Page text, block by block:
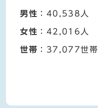
男性 ：40,538人
女性 ：42,016人
世帯 ：37,077世帯